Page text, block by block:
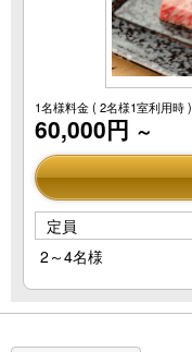
1名様料金( 2名様1室利用時 )
60,000円 ～
定員
2～4名様